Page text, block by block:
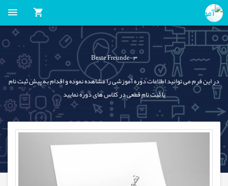
Beste Freunde-3
در این فرم می توانید اطلاعات دوره آموزشی را مشاهده نموده و اقدام به پیش ثبت نام
یا ثبت نام قطعی در کلاس های دوره نمایید